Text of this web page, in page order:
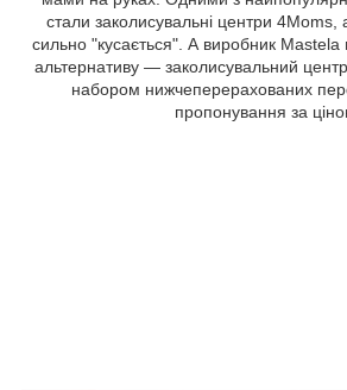
стали заколисувальні центри 4Moms,
сильно "кусається". А виробник Mastela
альтернативу — заколисувальний
набором нижчеперерахованих
пропонування за